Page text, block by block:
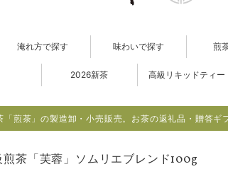
淹れ方で探す 味わいで探す 煎
2026新茶 高級リキッドティー
「煎茶」の製造卸・小売販売。お茶の返礼品・贈答ギ
煎茶「芙蓉」ソムリエブレンド100g